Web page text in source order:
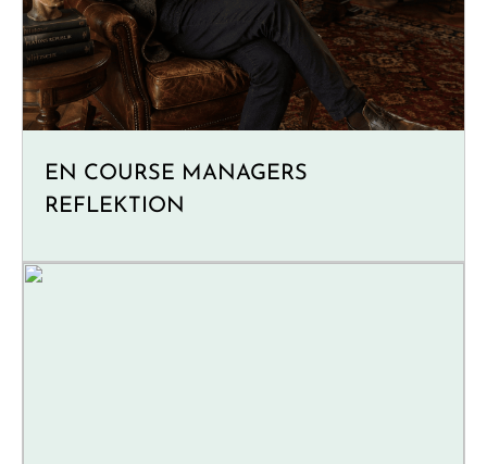
EN COURSE MANAGERS
REFLEKTION